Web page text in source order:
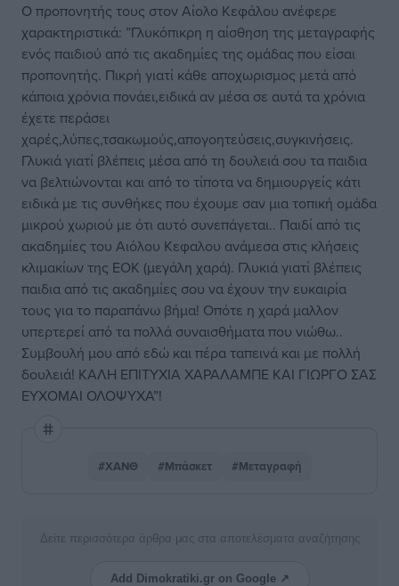
Ο προπονητής τους στον Αίολο Κεφάλου ανέφερε
χαρακτηριστικά: ”Γλυκόπικρη η αίσθηση της μεταγραφής
ενός παιδιού από τις ακαδημίες της ομάδας που είσαι
προπονητής. Πικρή γιατί κάθε αποχωρισμος μετά από
κάποια χρόνια πονάει,ειδικά αν μέσα σε αυτά τα χρόνια
έχετε περάσει
χαρές,λύπες,τσακωμούς,απογοητεύσεις,συγκινήσεις.
Γλυκιά γιατί βλέπεις μέσα από τη δουλειά σου τα παιδια
να βελτιώνονται και από το τίποτα να δημιουργείς κάτι
ειδικά με τις συνθήκες που έχουμε σαν μια τοπική ομάδα
μικρού χωριού με ότι αυτό συνεπάγεται.. Παιδί από τις
ακαδημίες του Αιόλου Κεφαλου ανάμεσα στις κλήσεις
κλιμακίων της ΕΟΚ (μεγάλη χαρά). Γλυκιά γιατί βλέπεις
παιδια από τις ακαδημίες σου να έχουν την ευκαιρία
τους για το παραπάνω βήμα! Οπότε η χαρά μαλλον
υπερτερεί από τα πολλά συναισθήματα που νιώθω..
Συμβουλή μου από εδώ και πέρα ταπεινά και με πολλή
δουλειά! ΚΑΛΗ ΕΠΙΤΥΧΙΑ ΧΑΡΑΛΑΜΠΕ ΚΑΙ ΓΙΩΡΓΟ ΣΑΣ
ΕΥΧΟΜΑΙ ΟΛΟΨΥΧΑ”!
#ΧΑΝΘ #Μπάσκετ #Μεταγραφή
Δείτε περισσότερα άρθρα μας στα αποτελέσματα αναζήτησης
Add Dimokratiki.gr on Google ↗